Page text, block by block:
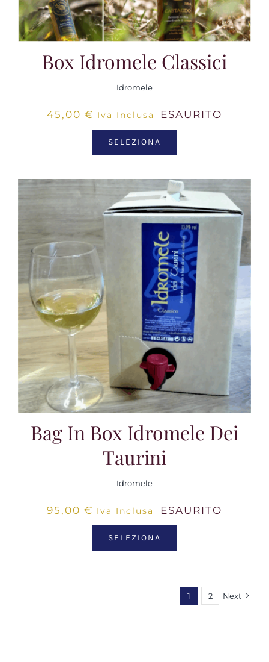
Box Idromele Classici
Idromele
45,00 € Iva Inclusa ESAURITO
SELEZIONA
Bag In Box Idromele Dei
Taurini
Idromele
95,00€ Iva Inclusa ESAURITO
SELEZIONA
1 2 Next